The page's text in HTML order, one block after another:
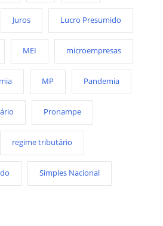
Juros Lucro Presumido
MEI microempresas
MP Pandemia
Pronampe
regime tributário
Simples Nacional